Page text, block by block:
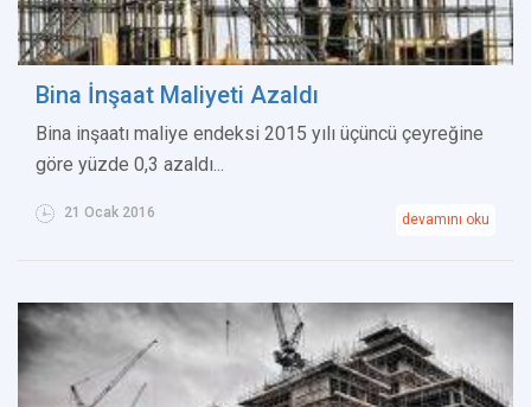
Bina İnşaat Maliyeti Azaldı
Bina inşaatı maliye endeksi 2015 yılı üçüncü çeyreğine
göre yüzde 0,3 azaldı...
21 Ocak 2016 devamını oku